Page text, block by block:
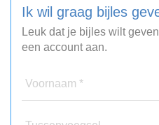
Ik wil graag bijles
Leuk dat je bijles wilt
een account aan.
Voornaam *